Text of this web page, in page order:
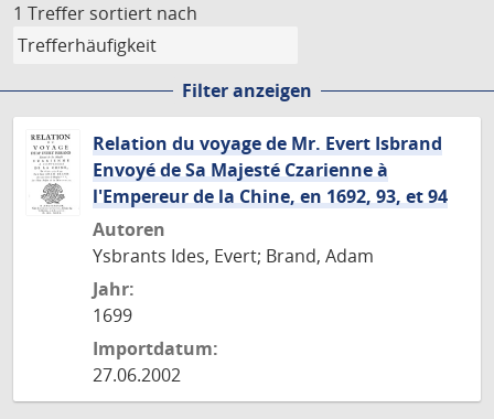
1 Treffer sortiert nach
Filter anzeigen
Relation du voyage de Mr. Evert Isbrand
Envoyé de Sa Majesté Czarienne à
l'Empereur de la Chine, en 1692, 93, et 94
Autoren
Ysbrants Ides, Evert; Brand, Adam
Jahr:
1699
Importdatum:
27.06.2002